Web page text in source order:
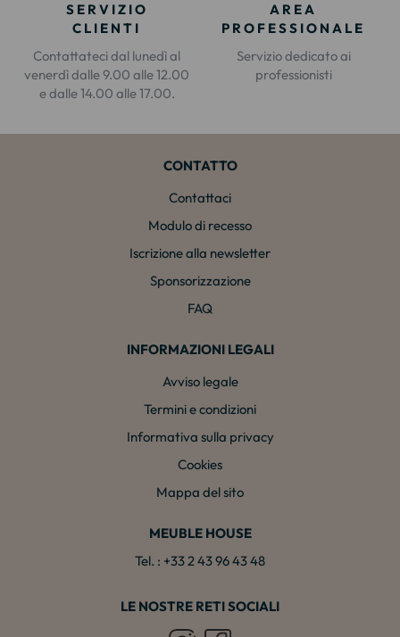
SERVIZIO
CLIENTI
Contattateci dal lunedì al
venerdì dalle 9.00 alle 12.00
e dalle 14.00 alle 17.00.
AREA
PROFESSIONALE
Servizio dedicato ai
professionisti
CONTATTO
Contattaci
Modulo di recesso
Iscrizione alla newsletter
Sponsorizzazione
FAQ
INFORMAZIONI LEGALI
Avviso legale
Termini e condizioni
Informativa sulla privacy
Cookies
Mappa del sito
MEUBLE HOUSE
Tel. : +33 2 43 96 43 48
LE NOSTRE RETI SOCIALI